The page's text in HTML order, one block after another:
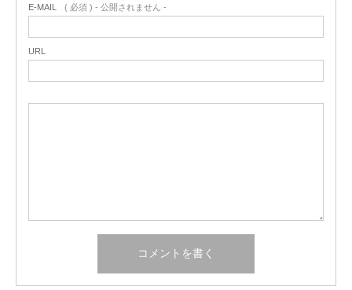
E-MAIL ( 必須 ) - 公開されません -
URL